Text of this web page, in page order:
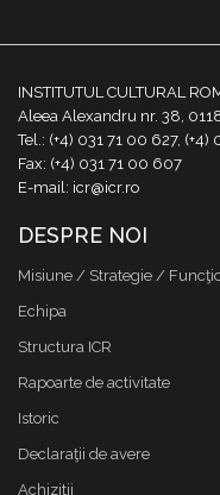
INSTITUTUL CULTURAL
Aleea Alexandru nr. 38,
Tel.: (+4) 031 71 00 627,
Fax: (+4) 031 71 00 607
E-mail: icr@icr.ro
DESPRE NOI
Misiune / Strategie /
Echipa
Structura ICR
Rapoarte de activitate
Istoric
Declaraţii de avere
Achizitii